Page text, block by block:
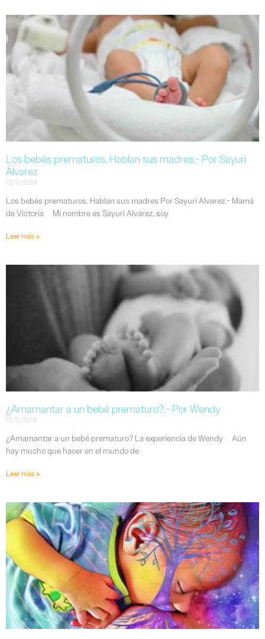
Los bebés prematuros. Hablan sus madres.- Por Sayuri
Álvarez
13/11/2019
Los bebés prematuros. Hablan sus madres Por Sayuri Alvarez.- Mamá
de Victoria Mi nombre es Sayuri Alvarez, soy
Leer más »
¿Amamantar a un bebé prematuro?.- Por Wendy
13/11/2019
¿Amamantar a un bebé prematuro? La experiencia de Wendy Aún
hay mucho que hacer en el mundo de
Leer más »